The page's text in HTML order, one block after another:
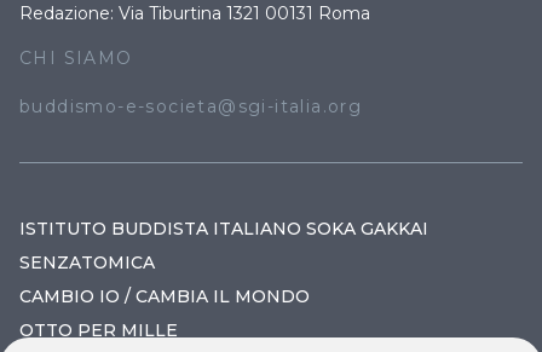
Redazione: Via Tiburtina 1321 00131 Roma
CHI SIAMO
buddismo-e-societa@sgi-italia.org
ISTITUTO BUDDISTA ITALIANO SOKA GAKKAI
SENZATOMICA
CAMBIO IO / CAMBIA IL MONDO
OTTO PER MILLE